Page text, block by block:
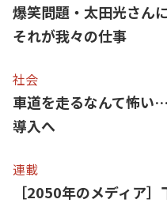
爆笑問題・太田光さん
それが我々の仕事
社会
車道を走るなんて怖い
導入へ
連載
［2050年のメディア